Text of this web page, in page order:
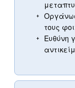
τους
Ευθύνη